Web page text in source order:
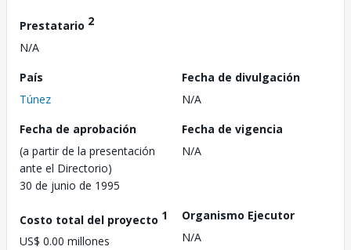
Prestatario 2
N/A
País
Túnez
Fecha de divulgación
N/A
Fecha de aprobación
(a partir de la presentación
ante el Directorio)
30 de junio de 1995
Fecha de vigencia
N/A
Costo total del proyecto 1
US$ 0.00 millones
Organismo Ejecutor
N/A